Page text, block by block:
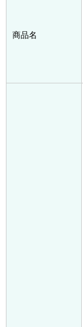
商品名